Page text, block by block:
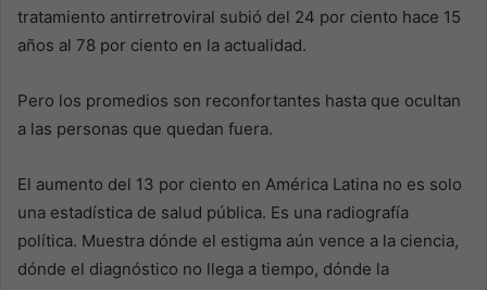
tratamiento antirretroviral subió del 24 por ciento hace 15
años al 78 por ciento en la actualidad.
Pero los promedios son reconfortantes hasta que ocultan
a las personas que quedan fuera.
El aumento del 13 por ciento en América Latina no es solo
una estadística de salud pública. Es una radiografía
política. Muestra dónde el estigma aún vence a la ciencia,
dónde el diagnóstico no llega a tiempo, dónde la